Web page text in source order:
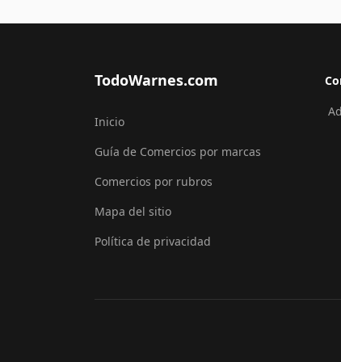
TodoWarnes.com
Inicio
Guía de Comercios por marcas
Comercios por rubros
Mapa del sitio
Política de privacidad